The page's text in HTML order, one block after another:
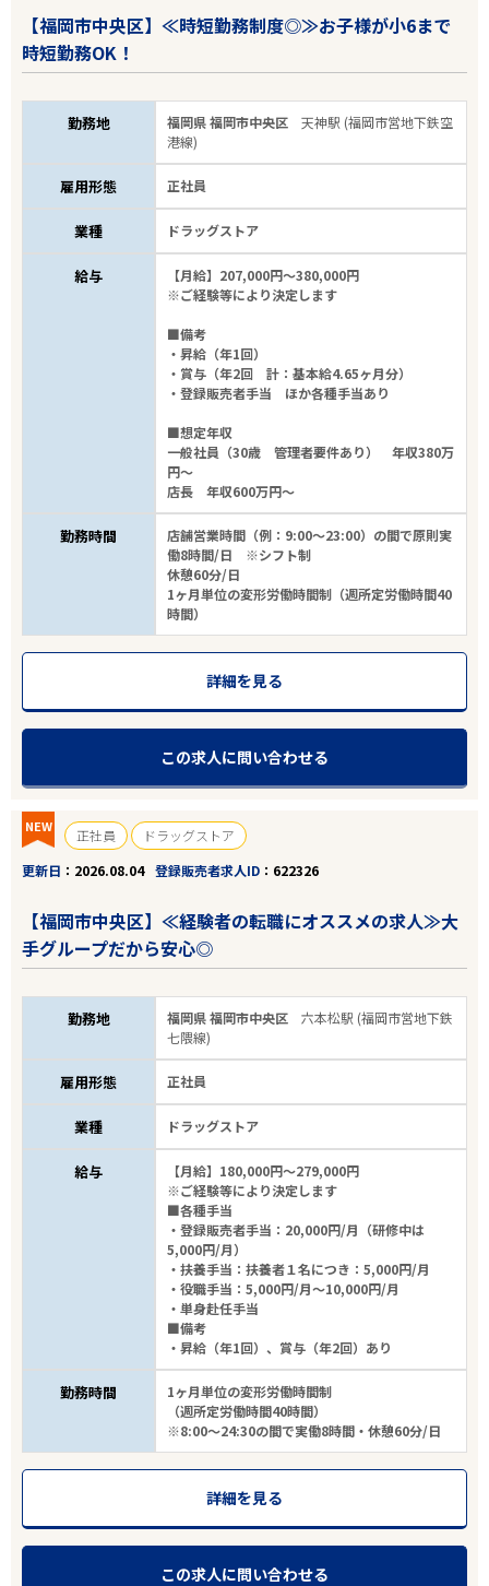
【福岡市中央区】≪時短勤務制度◎≫お子様が小6まで
時短勤務OK！
勤務地 福岡県 福岡市中央区天神駅 (福岡市営地下鉄空
港線)
雇用形態 正社員
業種 ドラッグストア
給与
【月給】207,000円～380,000円
※ご経験等により決定します
■備考
・昇給（年1回）
・賞与（年2回 計：基本給4.65ヶ月分）
・登録販売者手当 ほか各種手当あり
■想定年収
一般社員（30歳 管理者要件あり） 年収380万
円～
店長 年収600万円～
勤務時間
店舗営業時間（例：9:00～23:00）の間で原則実
働8時間/日 ※シフト制
休憩60分/日
1ヶ月単位の変形労働時間制（週所定労働時間40
時間）
詳細を見る
この求人に問い合わせる
NEW 正社員
ドラッグストア
更新日
2026.08.04 登録販売者求人ID 622326
【福岡市中央区】≪経験者の転職にオススメの求人≫大
手グループだから安心◎
勤務地 福岡県 福岡市中央区六本松駅 (福岡市営地下鉄
七隈線)
雇用形態 正社員
業種 ドラッグストア
給与
【月給】180,000円～279,000円
※ご経験等により決定します
■各種手当
・登録販売者手当：20,000円/月（研修中は
5,000円/月）
・扶養手当：扶養者１名につき：5,000円/月
・役職手当：5,000円/月～10,000円/月
・単身赴任手当
■備考
・昇給（年1回）、賞与（年2回）あり
勤務時間
1ヶ月単位の変形労働時間制
（週所定労働時間40時間）
※8:00～24:30の間で実働8時間・休憩60分/日
詳細を見る
この求人に問い合わせる